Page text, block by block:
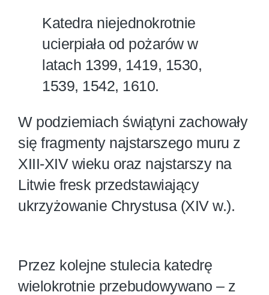
Katedra niejednokrotnie
ucierpiała od pożarów w
latach 1399, 1419, 1530,
1539, 1542, 1610.
W podziemiach świątyni zachowały
się fragmenty najstarszego muru z
XIII-XIV wieku oraz najstarszy na
Litwie fresk przedstawiający
ukrzyżowanie Chrystusa (XIV w.).
Przez kolejne stulecia katedrę
wielokrotnie przebudowywano – z